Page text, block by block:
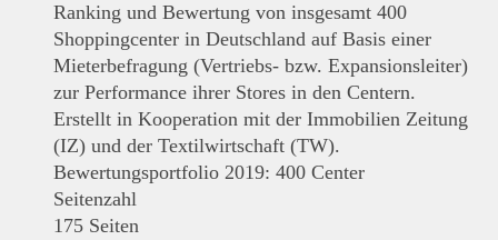
Ranking und Bewertung von insgesamt 400
Shoppingcenter in Deutschland auf Basis einer
Mieterbefragung (Vertriebs- bzw. Expansionsleiter)
zur Performance ihrer Stores in den Centern.
Erstellt in Kooperation mit der Immobilien Zeitung
(IZ) und der Textilwirtschaft (TW).
Bewertungsportfolio 2019: 400 Center
Seitenzahl
175 Seiten